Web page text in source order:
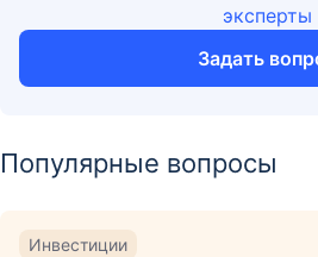
эксперты
Задать
Популярные вопросы
Инвестиции